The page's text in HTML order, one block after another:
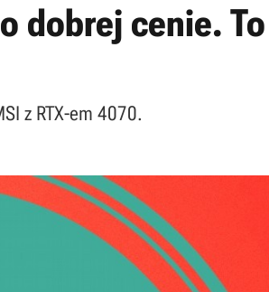
dobrej cenie.
z RTX-em 4070.